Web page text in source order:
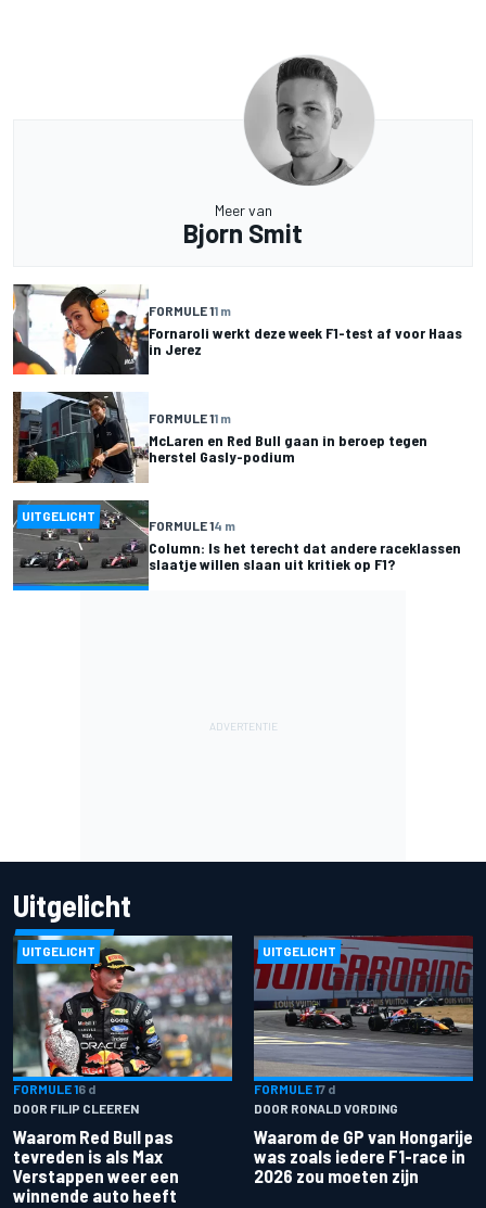
Meer van
Bjorn Smit
FORMULE 11 m
Fornaroli werkt deze week F1-test af voor Haas
in Jerez
FORMULE 11 m
McLaren en Red Bull gaan in beroep tegen
herstel Gasly-podium
UITGELICHT
FORMULE 14 m
Column: Is het terecht dat andere raceklassen
slaatje willen slaan uit kritiek op F1?
Uitgelicht
UITGELICHT
FORMULE 16 d
DOOR FILIP CLEEREN
Waarom Red Bull pas
tevreden is als Max
Verstappen weer een
winnende auto heeft
UITGELICHT
FORMULE 17 d
DOOR RONALD VORDING
Waarom de GP van Hongarije
was zoals iedere F1-race in
2026 zou moeten zijn